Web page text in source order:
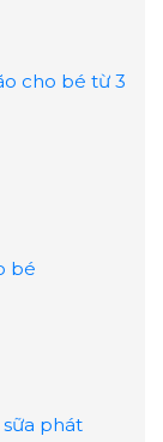
cho bé từ 3
bé
phát